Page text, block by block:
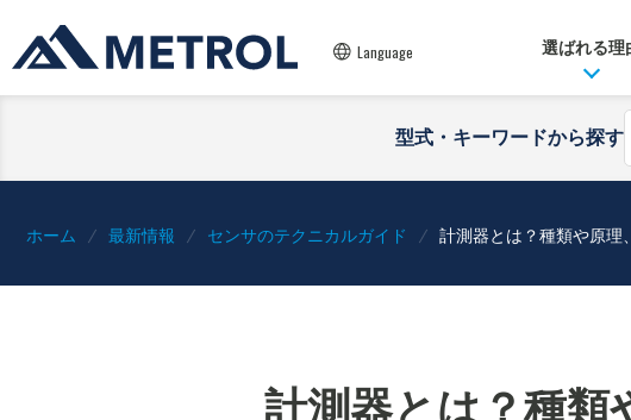
Language 選ばれる理
型式・キーワードから探す
ホーム 最新情報 センサのテクニカルガイド 計測器とは？種類や原理
計測器とは？種類